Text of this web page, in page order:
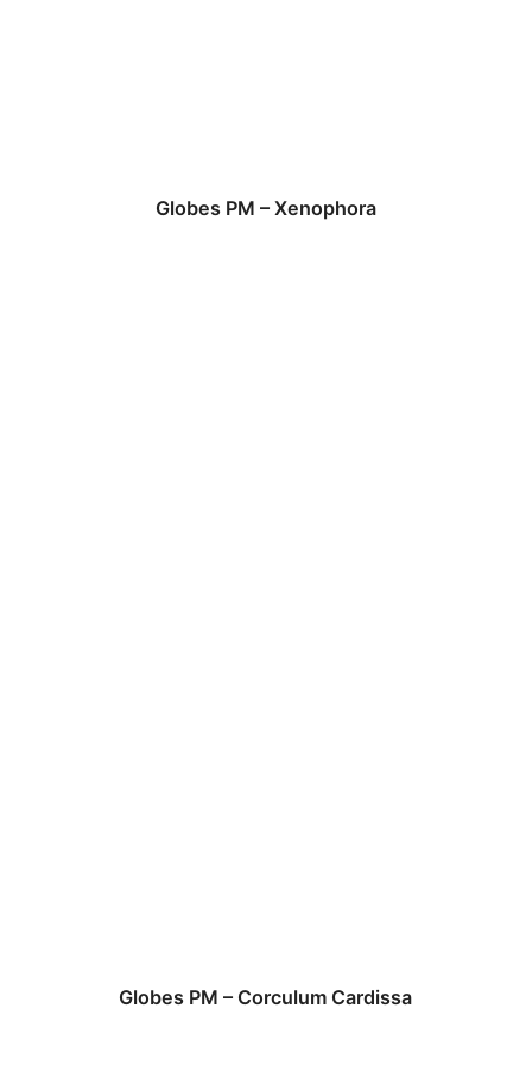
Globes PM – Xenophora
Globes PM – Corculum Cardissa